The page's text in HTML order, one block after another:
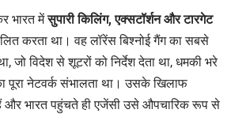
भारत मेंसुपारी किलिंग, एक्सटॉर्शन और टारगेट
करता था। वह लॉरेंस बिश्नोई गैंग का सबसे
जो विदेश से शूटरों को निर्देश देता था, धमकी भरे
नेटवर्क संभालता था। उसके खिलाफ
और भारत पहुंचते ही एजेंसी उसे औपचारिक रूप से